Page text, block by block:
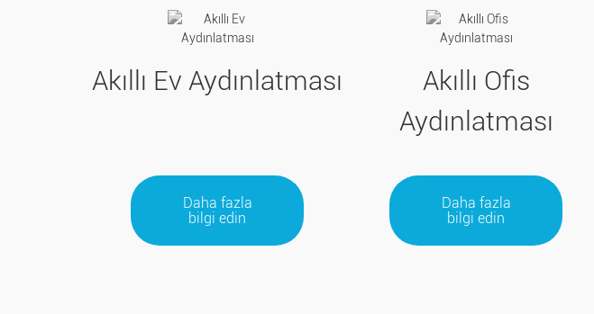
Akıllı Ev Aydınlatması
Daha fazla
bilgi edin
Akıllı Ofis
Aydınlatması
Daha fazla
bilgi edin